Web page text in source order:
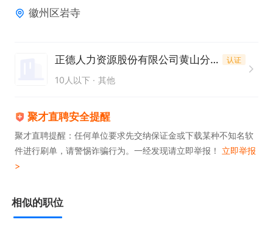
徽州区岩寺
正德人力资源股份有限公司黄山分公司 认证
10人以下 其他
聚才直聘安全提醒
聚才直聘提醒：任何单位要求先交纳保证金或下载某种不知名软
件进行刷单，请警惕诈骗行为。一经发现请立即举报！ 立即举报
>
相似的职位